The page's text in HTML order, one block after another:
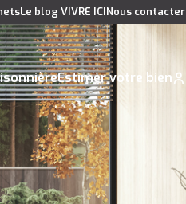
Le blog VIVRE ICINous contacter
Estimer votre bien